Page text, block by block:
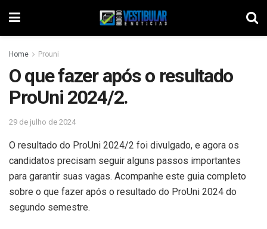
Home Prouni
O que fazer após o resultado
ProUni 2024/2.
29 de julho de 2024
O resultado do ProUni 2024/2 foi divulgado, e agora os
candidatos precisam seguir alguns passos importantes
para garantir suas vagas. Acompanhe este guia completo
sobre o que fazer após o resultado do ProUni 2024 do
segundo semestre.